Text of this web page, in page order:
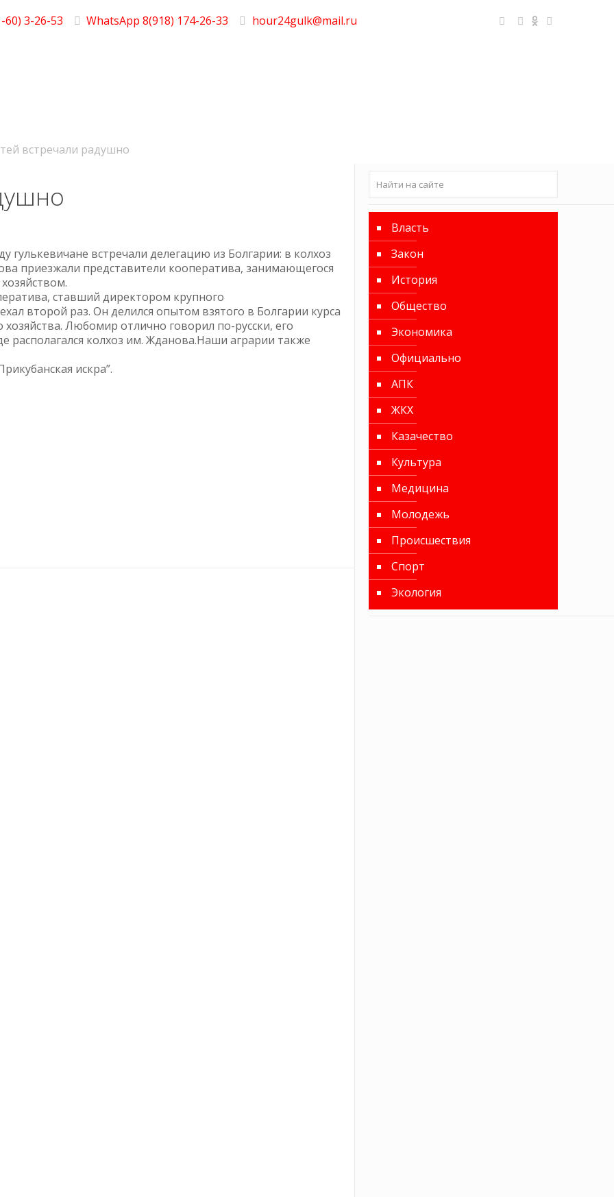
60) 3-26-53 WhatsApp 8(918) 174-26-33 hour24gulk@mail.ru
встречали радушно
гулькевичане встречали делегацию из Болгарии: в колхоз
приезжали представители кооператива, занимающегося
ставший директором крупного
второй раз. Он делился опытом взятого в Болгарии курса
Любомир отлично говорил по-русски, его
располагался колхоз им. Жданова.Наши аграрии также
искра”.
Власть
Закон
История
Общество
Экономика
Официально
АПК
ЖКХ
Казачество
Культура
Медицина
Молодежь
Происшествия
Спорт
Экология